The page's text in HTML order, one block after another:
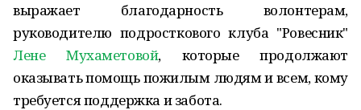
выражает благодарность волонтерам,
руководителю подросткового клуба "Ровесник"
Лене Мухаметовой, которые продолжают
оказывать помощь пожилым людям и всем, кому
требуется поддержка и забота.